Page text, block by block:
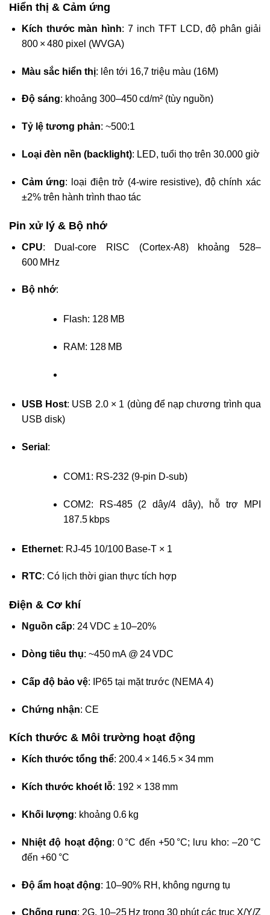
Hiển thị & Cảm ứng
Kích thước màn hình: 7 inch TFT LCD, độ phân giải
800 × 480 pixel (WVGA)
Màu sắc hiển thị: lên tới 16,7 triệu màu (16M)
Độ sáng: khoảng 300–450 cd/m² (tùy nguồn)
Tỷ lệ tương phản: ~500:1
Loại đèn nền (backlight): LED, tuổi thọ trên 30.000 giờ
Cảm ứng: loại điện trở (4‑wire resistive), độ chính xác
±2% trên hành trình thao tác
Pin xử lý & Bộ nhớ
CPU: Dual-core RISC (Cortex-A8) khoảng 528–
600 MHz
Bộ nhớ:
Flash: 128 MB
RAM: 128 MB
USB Host: USB 2.0 × 1 (dùng để nạp chương trình qua
USB disk)
Serial :
COM1: RS‑232 (9-pin D-sub)
COM2: RS‑485 (2 dây/4 dây), hỗ trợ MPI
187.5 kbps
Ethernet: RJ‑45 10/100 Base‑T × 1
RTC: Có lịch thời gian thực tích hợp
Điện & Cơ khí
Nguồn cấp: 24 VDC ± 10–20%
Dòng tiêu thụ: ~450 mA @ 24 VDC
Cấp độ bảo vệ: IP65 tại mặt trước (NEMA 4)
Chứng nhận: CE
Kích thước & Môi trường hoạt động
Kích thước tổng thể: 200.4 × 146.5 × 34 mm
Kích thước khoét lỗ: 192 × 138 mm
Khối lượng: khoảng 0.6 kg
Nhiệt độ hoạt động: 0 °C đến +50 °C; lưu kho: –20 °C
đến +60 °C
Độ ẩm hoạt động: 10–90% RH, không ngưng tụ
Chống rung: 2G, 10–25 Hz trong 30 phút các trục X/Y/Z